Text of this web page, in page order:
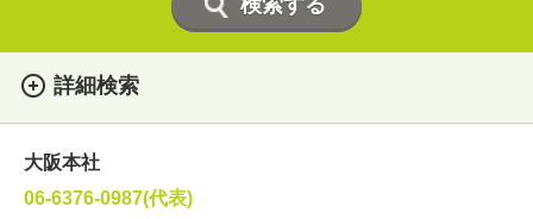
詳細検索
・性別
・ジャンル
大阪本社
06-6376-0987(代表)